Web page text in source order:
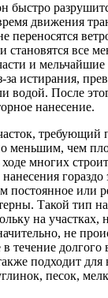
движения
переносятся
становятся все
и
истирания,
водой. После
нанесение.
требующий
меньшим, чем
многих
постоянное или
Такой тип
на
не
течение долгого
подходит для
песок,